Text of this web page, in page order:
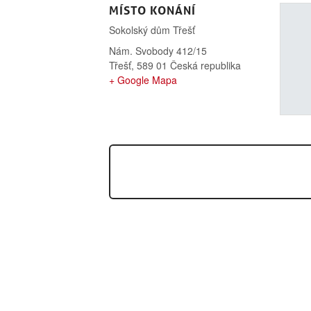
MÍSTO KONÁNÍ
Sokolský dům Třešť
Nám. Svobody 412/15
Třešť, 589 01 Česká republika
+ Google Mapa